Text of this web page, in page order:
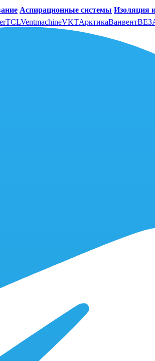
Аспирационные системы Изоляция
TCLVentmachineVKTАрктикаВанвент